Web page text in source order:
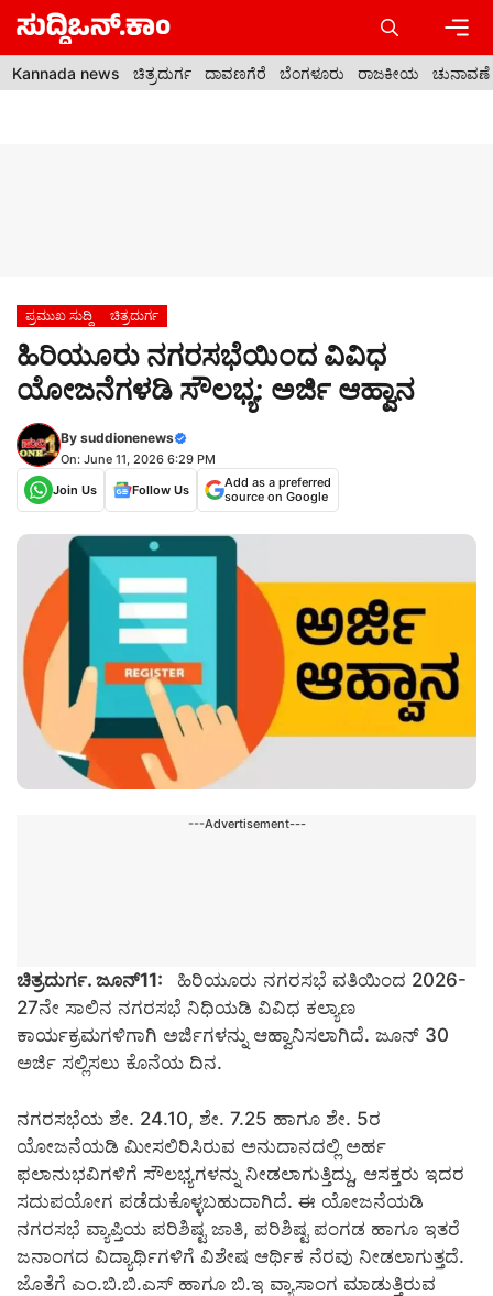
Skip
content
Kannada news ಚಿತ್ರದುರ್ಗ ದಾವಣಗೆರೆ ಬೆಂಗಳೂರು ರಾಜಕೀಯ ಚುನಾವಣೆ
ಪ್ರಮುಖ ಸುದ್ದಿ ಚಿತ್ರದುರ್ಗ
ಹಿರಿಯೂರು ನಗರಸಭೆಯಿಂದ ವಿವಿಧ
ಯೋಜನೆಗಳಡಿ ಸೌಲಭ್ಯ: ಅರ್ಜಿ ಆಹ್ವಾನ
By suddionenews
On: June 11, 2026 6:29 PM
Join Us
Follow Us
Add as a preferred
source on Google
---Advertisement---
ಚಿತ್ರದುರ್ಗ. ಜೂನ್11:
ಹಿರಿಯೂರು ನಗರಸಭೆ ವತಿಯಿಂದ 2026-
27ನೇ ಸಾಲಿನ ನಗರಸಭೆ ನಿಧಿಯಡಿ ವಿವಿಧ ಕಲ್ಯಾಣ
ಕಾರ್ಯಕ್ರಮಗಳಿಗಾಗಿ ಅರ್ಜಿಗಳನ್ನು ಆಹ್ವಾನಿಸಲಾಗಿದೆ. ಜೂನ್ 30
ಅರ್ಜಿ ಸಲ್ಲಿಸಲು ಕೊನೆಯ ದಿನ.
ನಗರಸಭೆಯ ಶೇ. 24.10, ಶೇ. 7.25 ಹಾಗೂ ಶೇ. 5ರ
ಯೋಜನೆಯಡಿ ಮೀಸಲಿರಿಸಿರುವ ಅನುದಾನದಲ್ಲಿ ಅರ್ಹ
ಫಲಾನುಭವಿಗಳಿಗೆ ಸೌಲಭ್ಯಗಳನ್ನು ನೀಡಲಾಗುತ್ತಿದ್ದು, ಆಸಕ್ತರು ಇದರ
ಸದುಪಯೋಗ ಪಡೆದುಕೊಳ್ಳಬಹುದಾಗಿದೆ. ಈ ಯೋಜನೆಯಡಿ
ನಗರಸಭೆ ವ್ಯಾಪ್ತಿಯ ಪರಿಶಿಷ್ಟ ಜಾತಿ, ಪರಿಶಿಷ್ಟ ಪಂಗಡ ಹಾಗೂ ಇತರೆ
ಜನಾಂಗದ ವಿದ್ಯಾರ್ಥಿಗಳಿಗೆ ವಿಶೇಷ ಆರ್ಥಿಕ ನೆರವು ನೀಡಲಾಗುತ್ತದೆ.
ಜೊತೆಗೆ ಎಂ.ಬಿ.ಬಿ.ಎಸ್ ಹಾಗೂ ಬಿ.ಇ ವ್ಯಾಸಾಂಗ ಮಾಡುತ್ತಿರುವ